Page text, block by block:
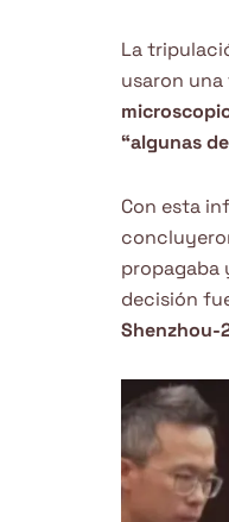
La
usaron
“algunas
Con esta
propagaba
decisión
Shenzhou-